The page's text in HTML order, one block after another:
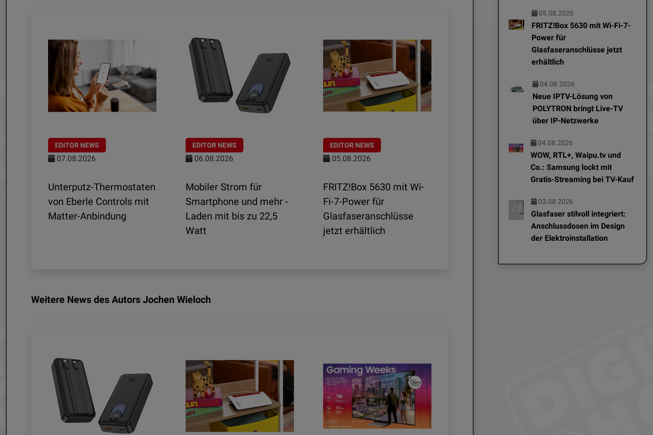
EDITOR NEWS
07.08.2026
Unterputz-Thermostaten
von Eberle Controls mit
Matter-Anbindung
EDITOR NEWS
06.08.2026
Mobiler Strom für
Smartphone und mehr -
Laden mit bis zu 22,5
Watt
EDITOR NEWS
05.08.2026
FRITZ!Box 5630 mit Wi-
Fi-7-Power für
Glasfaseranschlüsse
jetzt erhältlich
EDITOR NEWS
POLYTRON bringt Live-
TV über IP-Netzwerke
07.08.2026
vor: Smarte
Türklingeln
Weitere News des Autors Jochen Wieloch
05.08.2026
FRITZ!Box 5630 mit Wi-Fi-7-
Power für
Glasfaseranschlüsse jetzt
erhältlich
04.08.2026
Neue IPTV-Lösung von
POLYTRON bringt Live-TV
über IP-Netzwerke
04.08.2026
WOW, RTL+, Waipu.tv und
Co.: Samsung lockt mit
Gratis-Streaming bei TV-Kauf
03.08.2026
Glasfaser stilvoll integriert:
Anschlussdosen im Design
der Elektroinstallation